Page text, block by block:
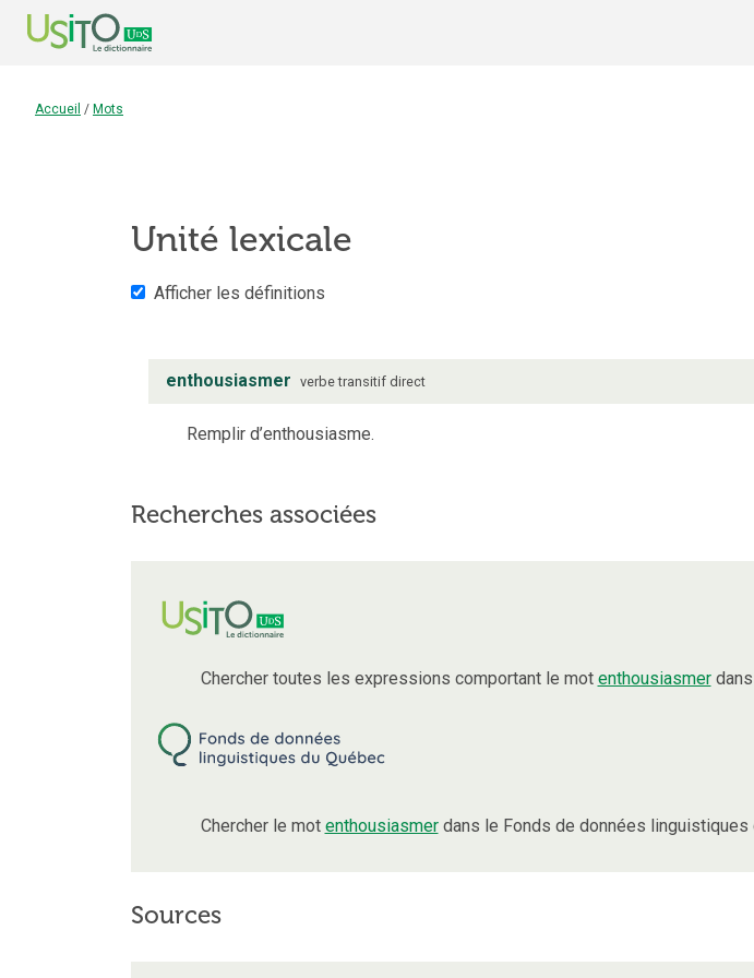
Accueil / Mots
Unité lexicale
Afficher les définitions
enthousiasmer verbe transitif direct
Remplir d’enthousiasme.
Recherches associées
Chercher toutes les expressions comportant le mot enthousiasmerdans
Chercher le mot enthousiasmerdans le Fonds de données linguistiques
Sources